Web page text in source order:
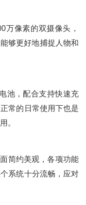
万像素的双摄像头，
够更好地捕捉人物和
池，配合支持快速充
常的日常使用下也是
。
简约美观，各项功能
系统十分流畅，应对